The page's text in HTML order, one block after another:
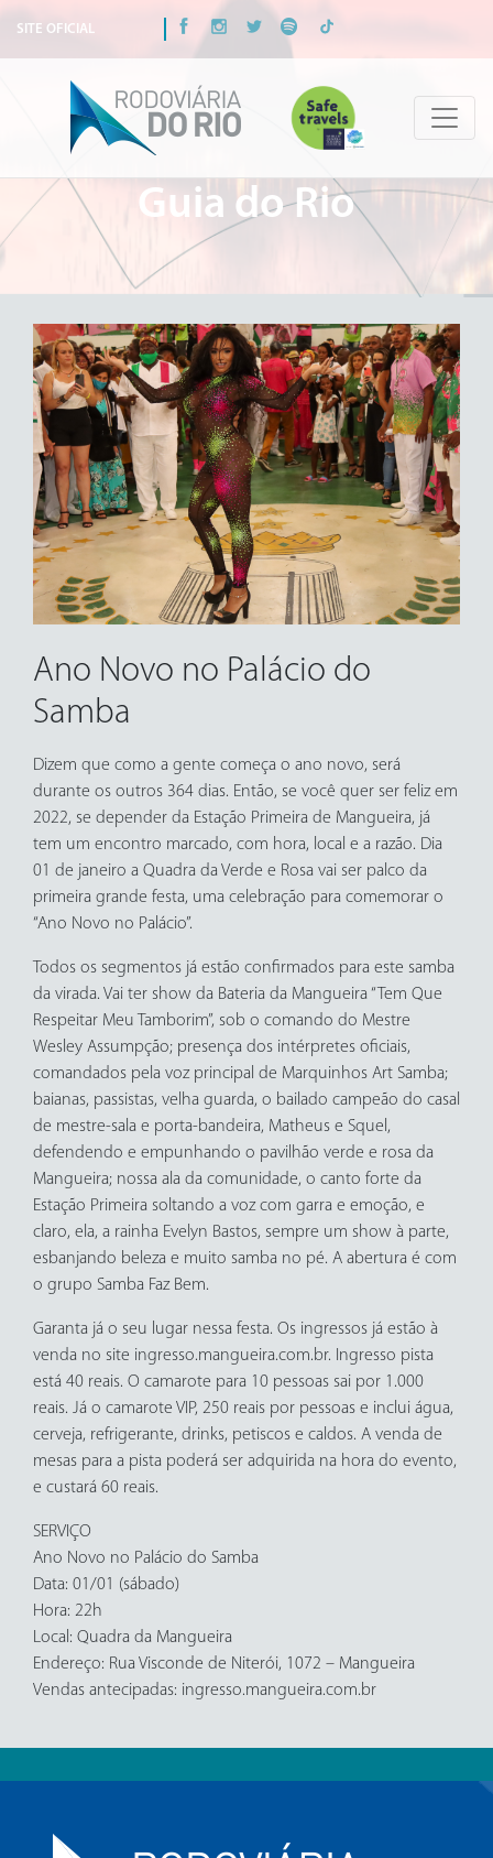
SITE OFICIAL
Guia do Rio
Ano Novo no Palácio do
Samba
Dizem que como a gente começa o ano novo, será
durante os outros 364 dias. Então, se você quer ser feliz em
2022, se depender da Estação Primeira de Mangueira, já
tem um encontro marcado, com hora, local e a razão. Dia
01 de janeiro a Quadra da Verde e Rosa vai ser palco da
primeira grande festa, uma celebração para comemorar o
“Ano Novo no Palácio”.
Todos os segmentos já estão confirmados para este samba
da virada. Vai ter show da Bateria da Mangueira “Tem Que
Respeitar Meu Tamborim”, sob o comando do Mestre
Wesley Assumpção; presença dos intérpretes oficiais,
comandados pela voz principal de Marquinhos Art Samba;
baianas, passistas, velha guarda, o bailado campeão do casal
de mestre-sala e porta-bandeira, Matheus e Squel,
defendendo e empunhando o pavilhão verde e rosa da
Mangueira; nossa ala da comunidade, o canto forte da
Estação Primeira soltando a voz com garra e emoção, e
claro, ela, a rainha Evelyn Bastos, sempre um show à parte,
esbanjando beleza e muito samba no pé. A abertura é com
o grupo Samba Faz Bem.
Garanta já o seu lugar nessa festa. Os ingressos já estão à
venda no site ingresso.mangueira.com.br. Ingresso pista
está 40 reais. O camarote para 10 pessoas sai por 1.000
reais. Já o camarote VIP, 250 reais por pessoas e inclui água,
cerveja, refrigerante, drinks, petiscos e caldos. A venda de
mesas para a pista poderá ser adquirida na hora do evento,
e custará 60 reais.
SERVIÇO
Ano Novo no Palácio do Samba
Data: 01/01 (sábado)
Hora: 22h
Local: Quadra da Mangueira
Endereço: Rua Visconde de Niterói, 1072 – Mangueira
Vendas antecipadas: ingresso.mangueira.com.br